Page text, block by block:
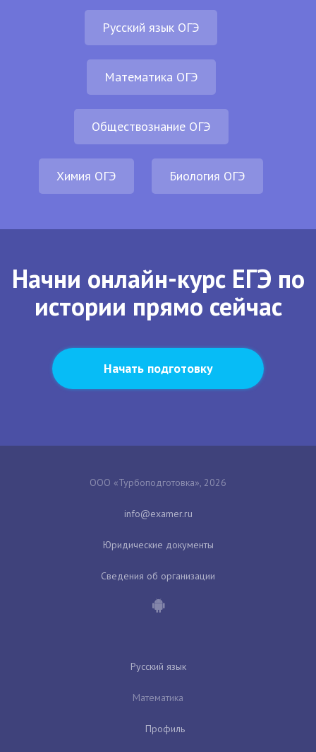
Русский язык ОГЭ
Математика ОГЭ
Обществознание ОГЭ
Химия ОГЭ Биология ОГЭ
Начни онлайн-курс ЕГЭ по
истории прямо сейчас
Начать подготовку
ООО «Турбоподготовка», 2026
Юридические документы
Сведения об организации
Русский язык
Математика
Профиль